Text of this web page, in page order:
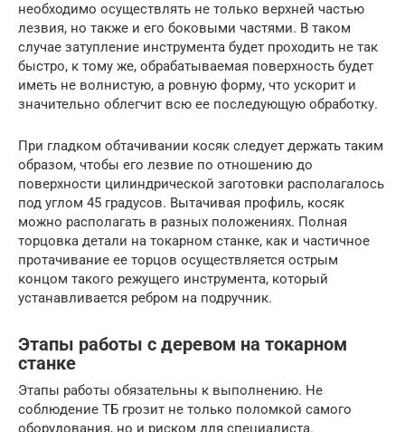
необходимо осуществлять не только верхней частью
лезвия, но также и его боковыми частями. В таком
случае затупление инструмента будет проходить не так
быстро, к тому же, обрабатываемая поверхность будет
иметь не волнистую, а ровную форму, что ускорит и
значительно облегчит всю ее последующую обработку.
При гладком обтачивании косяк следует держать таким
образом, чтобы его лезвие по отношению до
поверхности цилиндрической заготовки располагалось
под углом 45 градусов. Вытачивая профиль, косяк
можно располагать в разных положениях. Полная
торцовка детали на токарном станке, как и частичное
протачивание ее торцов осуществляется острым
концом такого режущего инструмента, который
устанавливается ребром на подручник.
Этапы работы с деревом на токарном
станке
Этапы работы обязательны к выполнению. Не
соблюдение ТБ грозит не только поломкой самого
оборудования, но и риском для специалиста.